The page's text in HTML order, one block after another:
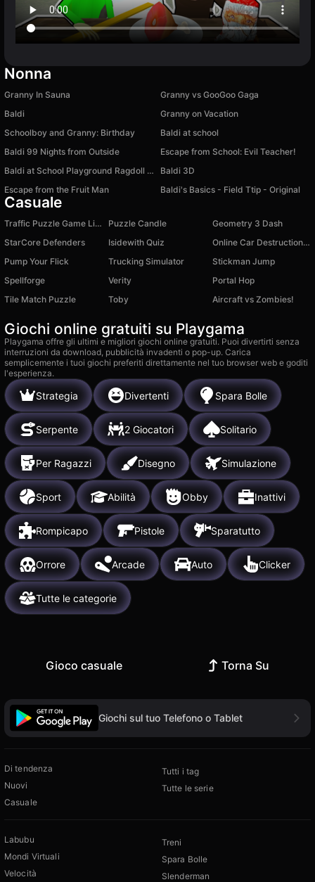
Nonna
Granny In Sauna
Granny vs GooGoo Gaga
Baldi
Granny on Vacation
Schoolboy and Granny: Birthday
Baldi at school
Baldi 99 Nights from Outside
Escape from School: Evil Teacher!
Baldi at School Playground Ragdoll Sandbox
Baldi 3D
Escape from the Fruit Man
Baldi's Basics - Field Ttip - Original
Casuale
Traffic Puzzle Game Linky Puzzle Candle
Geometry 3 Dash
StarCore Defenders
Isidewith Quiz
Online Car Destruction Simulator 3D
Pump Your Flick
Trucking Simulator
Stickman Jump
Spellforge
Verity
Portal Hop
Tile Match Puzzle
Toby Aircraft vs Zombies!
Giochi online gratuiti su Playgama
Playgama offre gli ultimi e migliori giochi online gratuiti. Puoi divertirti senza
interruzioni da download, pubblicità invadenti o pop-up. Carica
semplicemente i tuoi giochi preferiti direttamente nel tuo browser web e goditi
l'esperienza.
Strategia Divertenti Spara Bolle
Serpente 2 Giocatori Solitario
Per Ragazzi Disegno Simulazione
Sport Abilità Obby Inattivi
Rompicapo Pistole Sparatutto
Orrore Arcade Auto Clicker
Tutte le categorie
Gioco casuale Torna Su
Giochi sul tuo Telefono o Tablet
Di tendenza
Nuovi
Casuale
Tutti i tag
Tutte le serie
Labubu
Mondi Virtuali
Velocità
Treni
Spara Bolle
Slenderman